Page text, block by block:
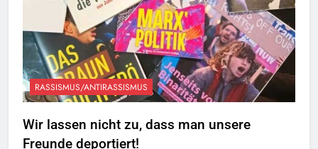
RASSISMUS/ANTIRASSISMUS
Wir lassen nicht zu, dass man unsere
Freunde deportiert!